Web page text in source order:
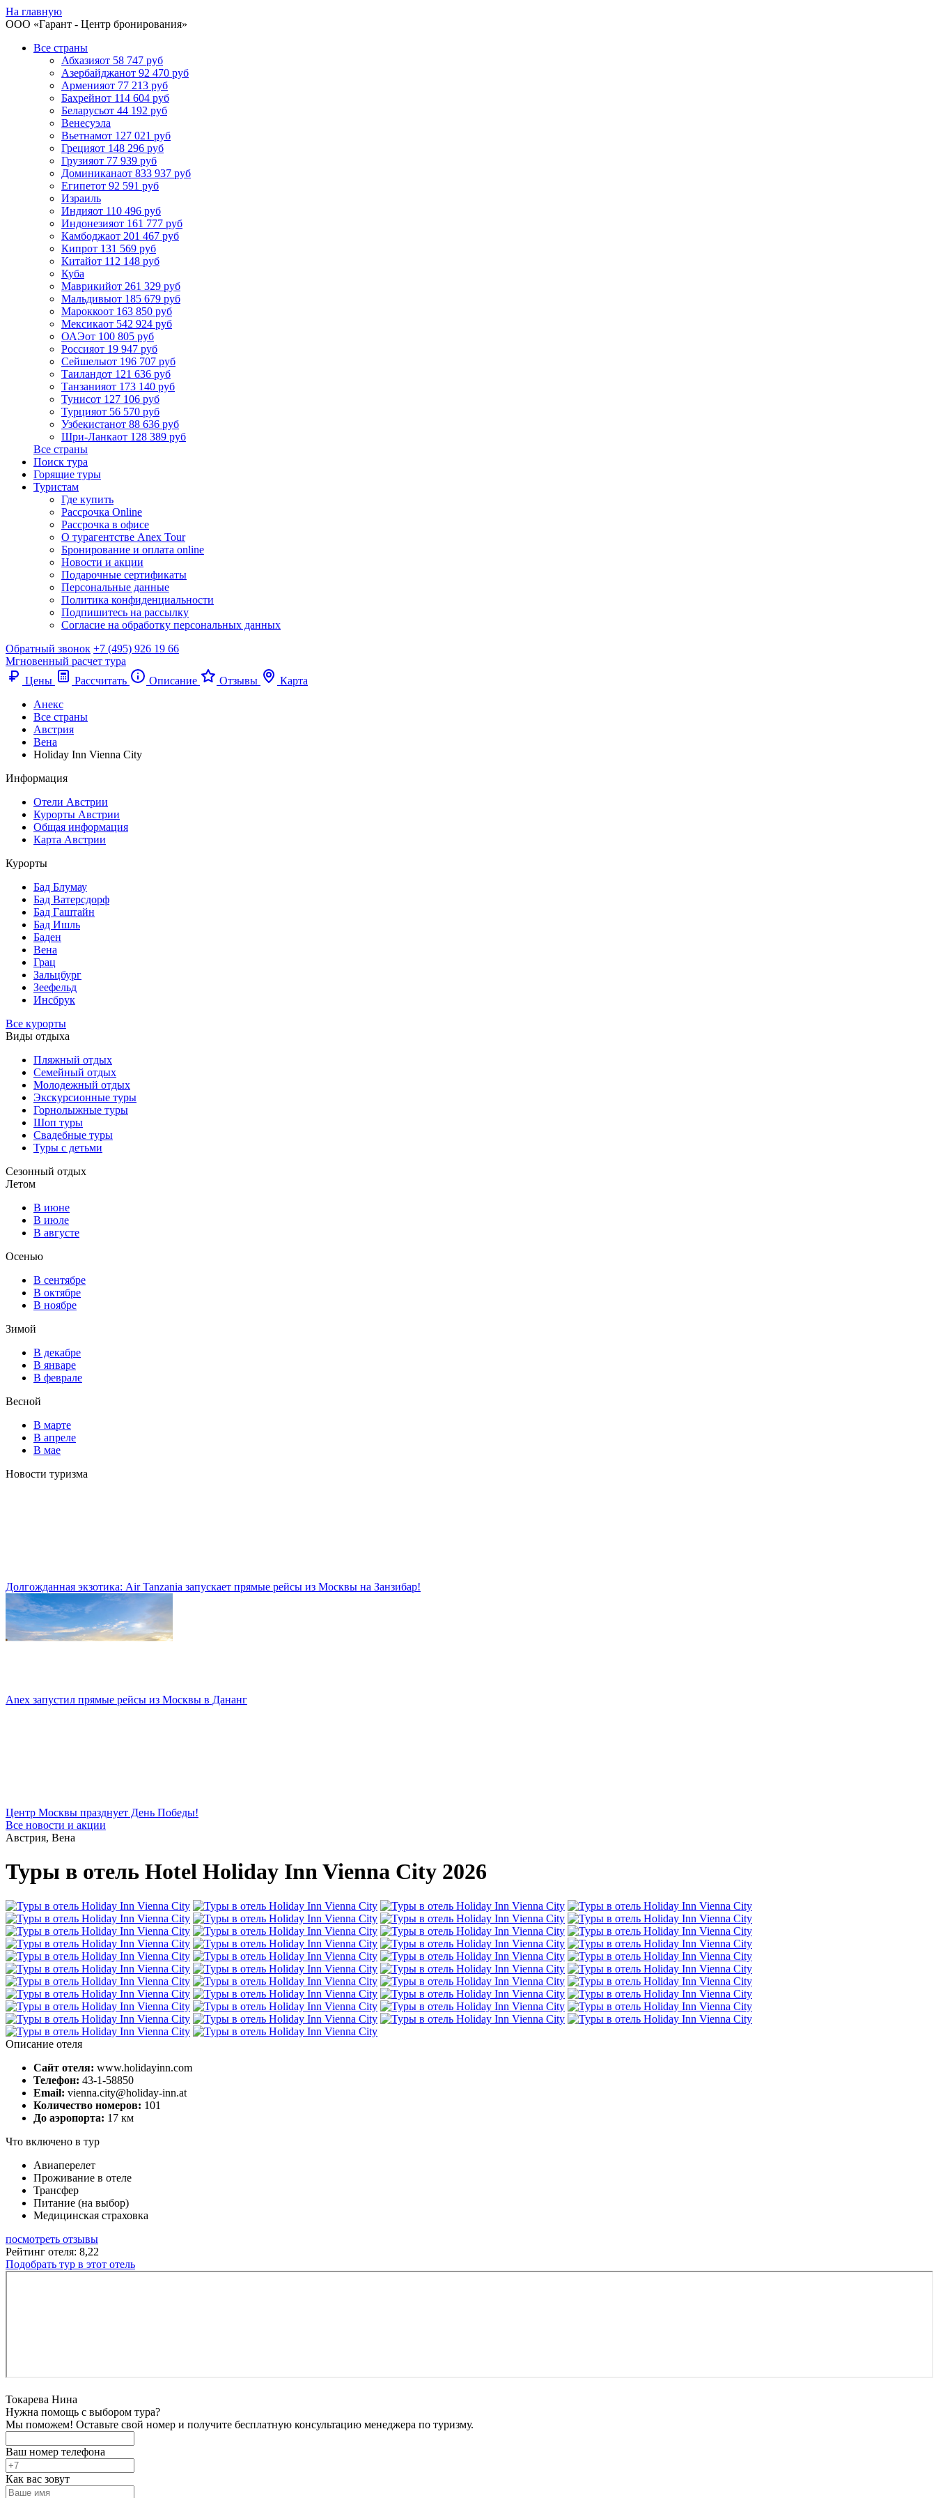
На главную
ООО «Гарант - Центр бронирования»
Все страны
Абхазияот 58 747 руб
Азербайджанот 92 470 руб
Арменияот 77 213 руб
Бахрейнот 114 604 руб
Беларусьот 44 192 руб
Венесуэла
Вьетнамот 127 021 руб
Грецияот 148 296 руб
Грузияот 77 939 руб
Доминиканаот 833 937 руб
Египетот 92 591 руб
Израиль
Индияот 110 496 руб
Индонезияот 161 777 руб
Камбоджаот 201 467 руб
Кипрот 131 569 руб
Китайот 112 148 руб
Куба
Маврикийот 261 329 руб
Мальдивыот 185 679 руб
Мароккоот 163 850 руб
Мексикаот 542 924 руб
ОАЭот 100 805 руб
Россияот 19 947 руб
Сейшелыот 196 707 руб
Таиландот 121 636 руб
Танзанияот 173 140 руб
Тунисот 127 106 руб
Турцияот 56 570 руб
Узбекистанот 88 636 руб
Шри-Ланкаот 128 389 руб
Все страны
Поиск тура
Горящие туры
Туристам
Где купить
Рассрочка Online
Рассрочка в офисе
О турагентстве Anex Tour
Бронирование и оплата online
Новости и акции
Подарочные сертификаты
Персональные данные
Политика конфиденциальности
Подпишитесь на рассылку
Согласие на обработку персональных данных
Обратный звонок +7 (495) 926 19 66
Мгновенный расчет тура
Цены
Рассчитать Описание Отзывы
Карта
Анекс
Все страны
Австрия
Вена
Holiday Inn Vienna City
Информация
Отели Австрии
Курорты Австрии
Общая информация
Карта Австрии
Курорты
Бад Блумау
Бад Ватерсдорф
Бад Гаштайн
Бад Ишль
Баден
Вена
Грац
Зальцбург
Зеефельд
Инсбрук
Все курорты
Виды отдыха
Пляжный отдых
Семейный отдых
Молодежный отдых
Экскурсионные туры
Горнолыжные туры
Шоп туры
Свадебные туры
Туры с детьми
Сезонный отдых
Летом
В июне
В июле
В августе
Осенью
В сентябре
В октябре
В ноябре
Зимой
В декабре
В январе
В феврале
Весной
В марте
В апреле
В мае
Новости туризма
Долгожданная экзотика: Air Tanzania запускает прямые рейсы из Москвы на Занзибар!
Anex запустил прямые рейсы из Москвы в Дананг
Центр Москвы празднует День Победы!
Все новости и акции
Австрия, Вена
Туры в отель Hotel Holiday Inn Vienna City 2026
Описание отеля
Сайт отеля: www.holidayinn.com
Телефон: 43-1-58850
Email: vienna.city@holiday-inn.at
Количество номеров: 101
До аэропорта: 17 км
Что включено в тур
Авиаперелет
Проживание в отеле
Трансфер
Питание (на выбор)
Медицинская страховка
посмотреть отзывы
Рейтинг отеля: 8,22
Подобрать тур в этот отель
Токарева Нина
Нужна помощь с выбором тура?
Мы поможем! Оставьте свой номер и получите бесплатную консультацию менеджера по туризму.
Ваш номер телефона
Как вас зовут